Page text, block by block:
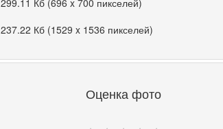
299.11 Кб (696 x 700 пикселей)
237.22 Кб (1529 x 1536 пикселей)
Оценка фото